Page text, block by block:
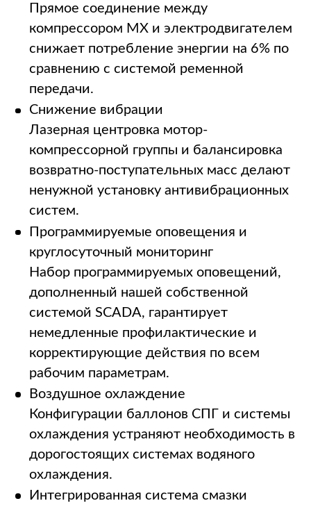
Прямое соединение между
компрессором MX и электродвигателем
снижает потребление энергии на 6% по
сравнению с системой ременной
передачи.
Снижение вибрации
Лазерная центровка мотор-
компрессорной группы и балансировка
возвратно-поступательных масс делают
ненужной установку антивибрационных
систем.
Программируемые оповещения и
круглосуточный мониторинг
Набор программируемых оповещений,
дополненный нашей собственной
системой SCADA, гарантирует
немедленные профилактические и
корректирующие действия по всем
рабочим параметрам.
Воздушное охлаждение
Конфигурации баллонов СПГ и системы
охлаждения устраняют необходимость в
дорогостоящих системах водяного
охлаждения.
Интегрированная система смазки